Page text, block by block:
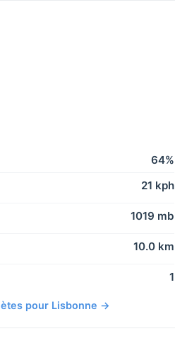
64%
21 kph
1019 mb
10.0 km
1
pour Lisbonne →